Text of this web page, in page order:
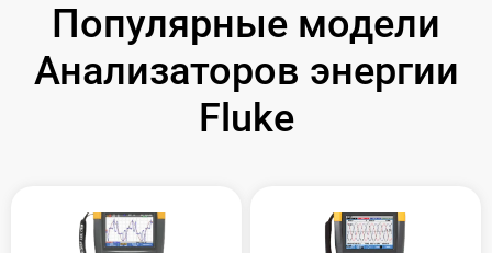
Популярные модели
Анализаторов энергии
Fluke